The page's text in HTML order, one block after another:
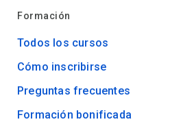
Formación
Todos los cursos
Cómo inscribirse
Preguntas frecuentes
Formación bonificada